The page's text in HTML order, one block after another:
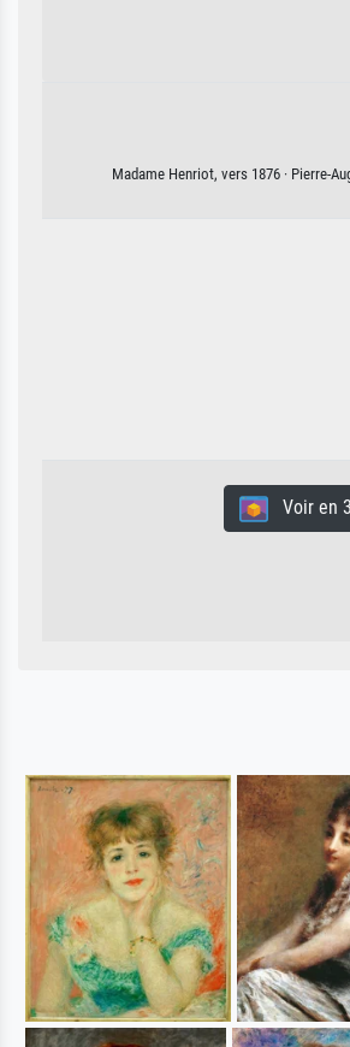
Madame Henriot, vers 1876 · Pierre-
Voir en